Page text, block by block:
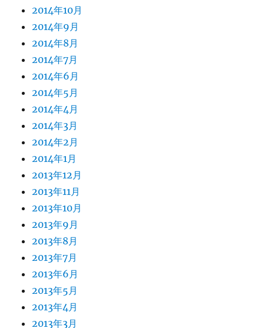
2014年10月
2014年9月
2014年8月
2014年7月
2014年6月
2014年5月
2014年4月
2014年3月
2014年2月
2014年1月
2013年12月
2013年11月
2013年10月
2013年9月
2013年8月
2013年7月
2013年6月
2013年5月
2013年4月
2013年3月